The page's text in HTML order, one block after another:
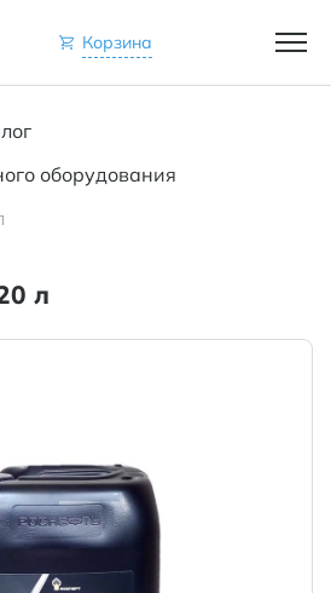
Корзина
оборудования
л